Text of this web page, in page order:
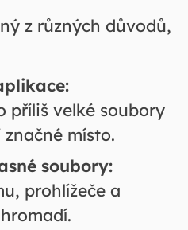
z různých důvodů,
příliš velké soubory
místo.
soubory:
prohlížeče a